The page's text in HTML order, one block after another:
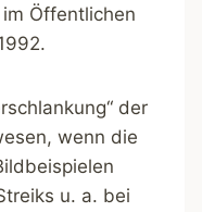
Öffentlichen
der
wenn die
u. a. bei